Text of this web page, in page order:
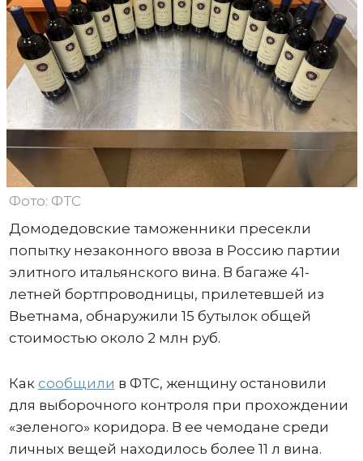
Фото: ФТС
Домодедовские таможенники пресекли
попытку незаконного ввоза в Россию партии
элитного итальянского вина. В багаже 41-
летней бортпроводницы, прилетевшей из
Вьетнама, обнаружили 15 бутылок общей
стоимостью около 2 млн руб.
Как сообщили в ФТС, женщину остановили
для выборочного контроля при прохождении
«зеленого» коридора. В ее чемодане среди
личных вещей находилось более 11 л вина.